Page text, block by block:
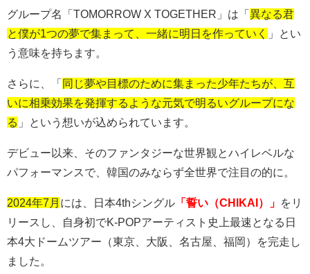
グループ名「 TOMORROW X TOGETHER 」は「 異なる君
と僕が1つの夢で集まって、一緒に明日を作っていく
」とい
う意味を持ちます。
さらに、「 同じ夢や目標のために集まった少年たちが、互
いに相乗効果を発揮するような元気で明るいグループにな
る 」という想いが込められています。
デビュー以来、そのファンタジーな世界観とハイレベルな
パフォーマンスで、韓国のみならず全世界で注目の的に。
2024年7月 には、日本4thシングル 「誓い（CHIKAI）」
をリ
リースし、自身初でK-POPアーティスト史上最速となる日
本4大ドームツアー（東京、大阪、名古屋、福岡）を完走し
ました。